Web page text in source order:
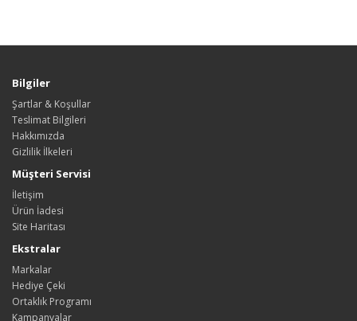
Bilgiler
Şartlar & Koşullar
Teslimat Bilgileri
Hakkımızda
Gizlilik İlkeleri
Müşteri Servisi
İletişim
Ürün İadesi
Site Haritası
Ekstralar
Markalar
Hediye Çeki
Ortaklık Programı
Kampanyalar